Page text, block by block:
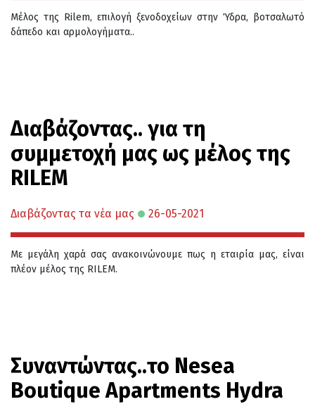
Μέλος της Rilem, επιλογή ξενοδοχείων στην Ύδρα, βοτσαλωτό
δάπεδο και αρμολογήματα..
Διαβάζοντας.. για τη
συμμετοχή μας ως μέλος της
RILEM
Διαβάζοντας τα νέα μας 26-05-2021
Με μεγάλη χαρά σας ανακοινώνουμε πως η εταιρία μας, είναι
πλέον μέλος της RILEM.
Συναντώντας..το Nesea
Boutique Apartments Hydra